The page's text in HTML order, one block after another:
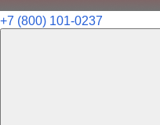
+7 (800) 101-0237